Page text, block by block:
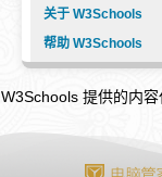
关于 W3Schools
帮助 W3Schools
W3Schools 提供的内